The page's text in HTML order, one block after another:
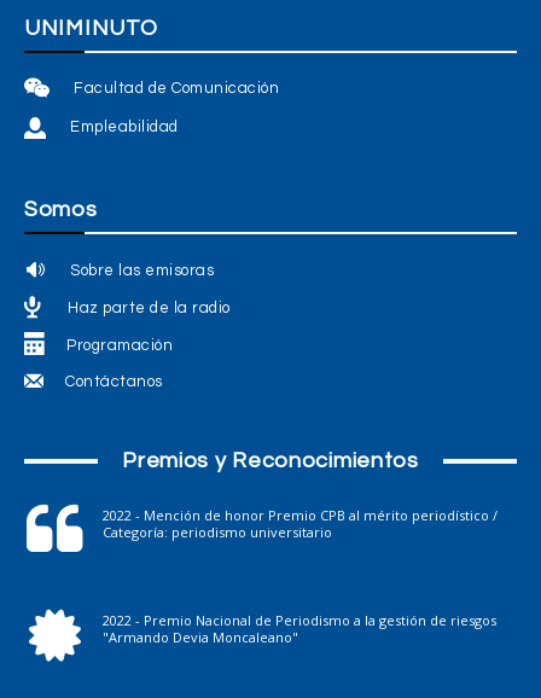
UNIMINUTO
Facultad de Comunicación
Empleabilidad
Somos
Sobre las emisoras
Haz parte de la radio
Programación
Contáctanos
Premios y Reconocimientos
2022 - Mención de honor Premio CPB al mérito periodístico /
Categoría: periodismo universitario
2022 - Premio Nacional de Periodismo a la gestión de riesgos
"Armando Devia Moncaleano"